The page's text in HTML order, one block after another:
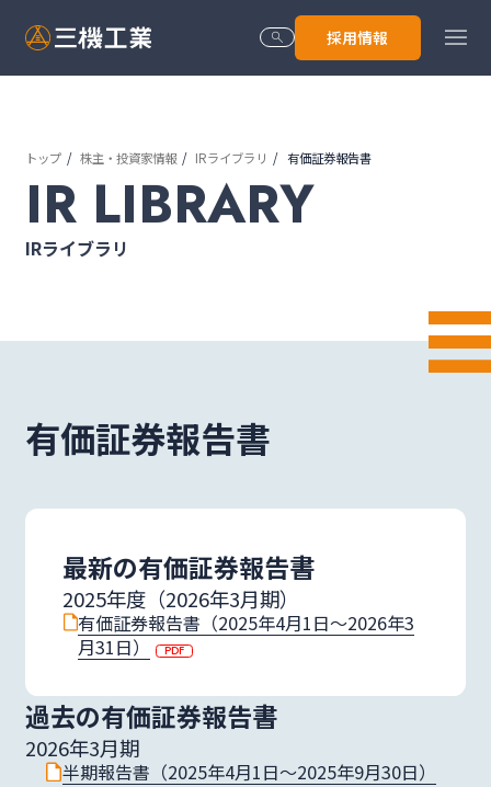
search 採用情報 menu
トップ 株主・投資家情報 IRライブラリ 有価証券報告書
IR LIBRARY
IRライブラリ
有価証券報告書
最新の有価証券報告書
2025年度（2026年3月期）
有価証券報告書（2025年4月1日〜2026年3
月31日）
過去の有価証券報告書
2026年3月期
半期報告書（2025年4月1日〜2025年9月30日）
トップ
会社情報
株主･投資家情報
統合報告書
mailお問い合わせ･資料請求